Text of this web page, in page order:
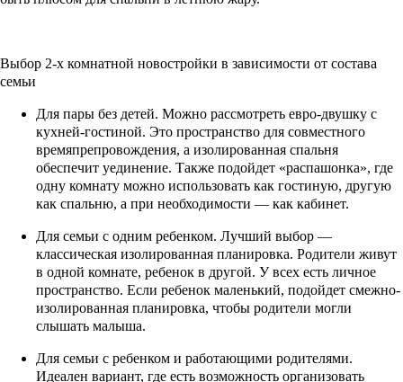
Выбор 2-х комнатной новостройки в зависимости от состава
семьи
Для пары без детей. Можно рассмотреть евро-двушку с
кухней-гостиной. Это пространство для совместного
времяпрепровождения, а изолированная спальня
обеспечит уединение. Также подойдет «распашонка», где
одну комнату можно использовать как гостиную, другую
как спальню, а при необходимости — как кабинет.
Для семьи с одним ребенком. Лучший выбор —
классическая изолированная планировка. Родители живут
в одной комнате, ребенок в другой. У всех есть личное
пространство. Если ребенок маленький, подойдет смежно-
изолированная планировка, чтобы родители могли
слышать малыша.
Для семьи с ребенком и работающими родителями.
Идеален вариант, где есть возможность организовать